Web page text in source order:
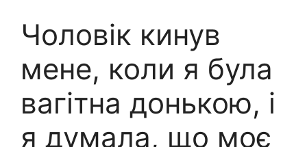
Чоловік кинув
мене, коли я була
вагітна донькою, і
я думала, що моє